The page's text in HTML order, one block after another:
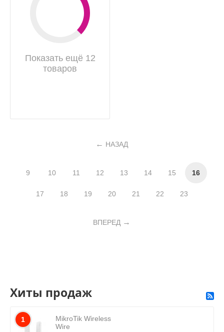
Показать ещё 12
товаров
НАЗАД
9 10 11 12 13 14 15 16
17 18 19 20 21 22 23
ВПЕРЕД
Хиты продаж
1
MikroTik Wireless
Wire